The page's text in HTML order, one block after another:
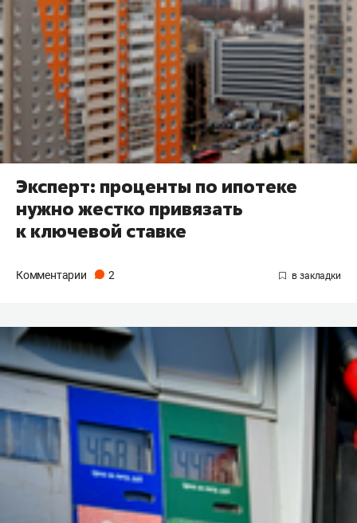
Эксперт: проценты по ипотеке
нужно жестко привязать
к ключевой ставке
Комментарии 2